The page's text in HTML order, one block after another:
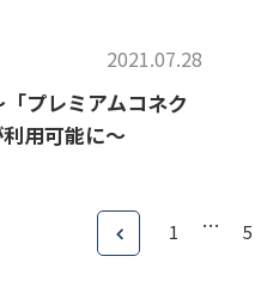
2021.07.28
プレミアムコネク
用可能に～
1 … 5